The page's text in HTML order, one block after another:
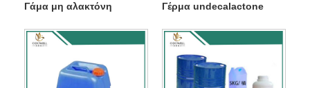
Γάμα μη αλακτόνη Γέρμα undecalactone